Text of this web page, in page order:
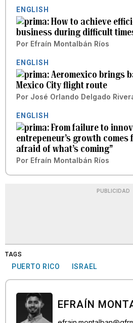
ENGLISH
How to achieve
business during difficult
Por Efraín Montalbán Ríos
ENGLISH
Aeromexico brings
Mexico City flight route
Por José Orlando Delgado
ENGLISH
From failure to
entrepeneur’s growth comes
afraid of what’s coming”
Por Efraín Montalbán Ríos
PUBLICIDAD
TAGS
PUERTO RICO ISRAEL
EFRAÍN